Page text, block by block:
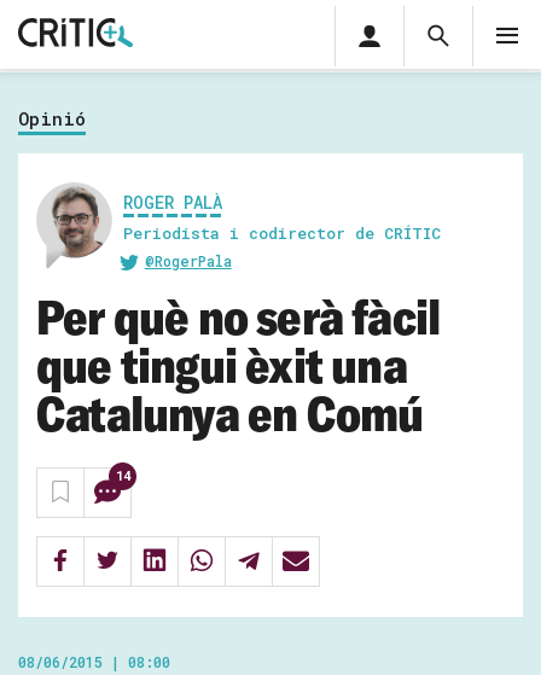
Cerca
Cerca
privada
Inicia sessió
Opinió
ROGER PALÀ
Periodista i codirector de CRÍTIC
@RogerPala
Per què no serà fàcil
que tingui èxit una
Catalunya en Comú
14
08/06/2015 | 08:00